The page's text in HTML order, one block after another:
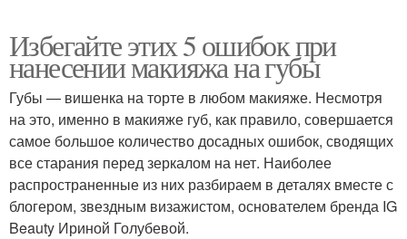
Избегайте этих 5 ошибок при
нанесении макияжа на губы
Губы — вишенка на торте в любом макияже. Несмотря
на это, именно в макияже губ, как правило, совершается
самое большое количество досадных ошибок, сводящих
все старания перед зеркалом на нет. Наиболее
распространенные из них разбираем в деталях вместе с
блогером, звездным визажистом, основателем бренда IG
Beauty Ириной Голубевой.